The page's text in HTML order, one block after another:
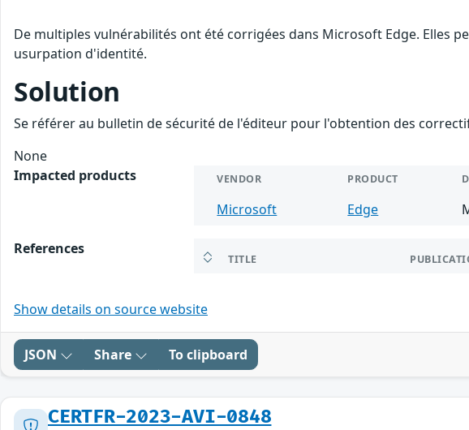
De multiples vulnérabilités ont été corrigées dans Microsoft Edge. Elles
usurpation d'identité.
Solution
Se référer au bulletin de sécurité de l'éditeur pour l'obtention des
None
Impacted products
VENDOR PRODUCT
Microsoft Edge
References
TITLE
Show details on source website
JSON Share To clipboard
CERTFR-2023-AVI-0848